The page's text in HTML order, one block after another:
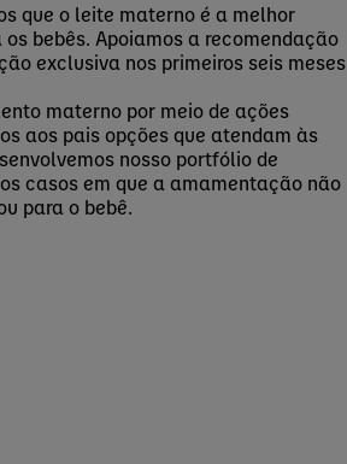
que o leite materno é a melhor
bebês. Apoiamos a recomendação
exclusiva nos primeiros seis meses
materno por meio de ações
aos pais opções que atendam às
nosso portfólio de
casos em que a amamentação não
para o bebê.